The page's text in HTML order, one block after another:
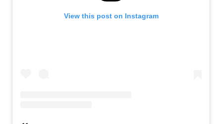
View this post on Instagram